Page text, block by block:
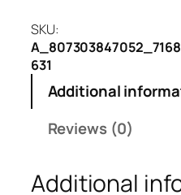
SKU:
631
Additional
Reviews (0)
Additional